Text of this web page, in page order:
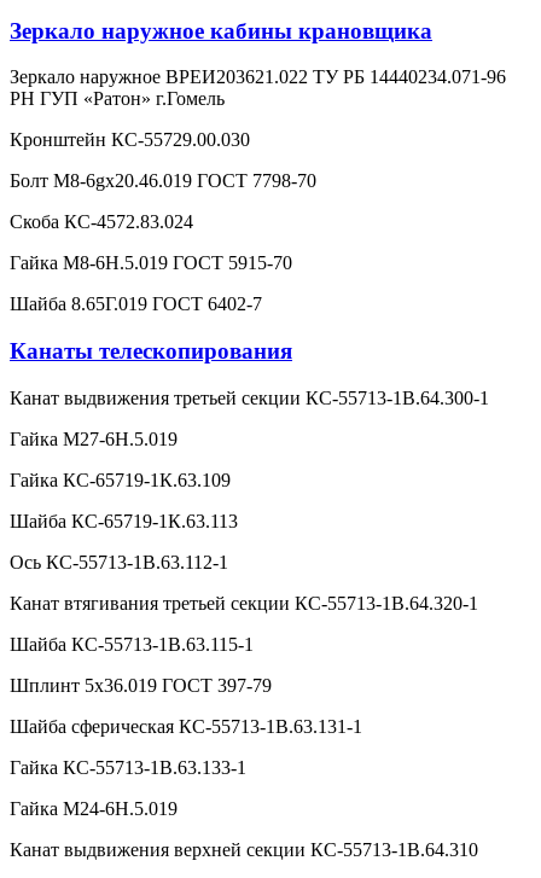
Зеркало наружное кабины крановщика
Зеркало наружное ВРЕИ203621.022 ТУ РБ 14440234.071-96
РН ГУП «Ратон» г.Гомель
Кронштейн КС-55729.00.030
Болт М8-6gx20.46.019 ГОСТ 7798-70
Скоба КС-4572.83.024
Гайка М8-6Н.5.019 ГОСТ 5915-70
Шайба 8.65Г.019 ГОСТ 6402-7
Канаты телескопирования
Канат выдвижения третьей секции КС-55713-1В.64.300-1
Гайка М27-6Н.5.019
Гайка КС-65719-1К.63.109
Шайба КС-65719-1К.63.113
Ось КС-55713-1В.63.112-1
Канат втягивания третьей секции КС-55713-1В.64.320-1
Шайба КС-55713-1В.63.115-1
Шплинт 5х36.019 ГОСТ 397-79
Шайба сферическая КС-55713-1В.63.131-1
Гайка КС-55713-1В.63.133-1
Гайка М24-6Н.5.019
Канат выдвижения верхней секции КС-55713-1В.64.310